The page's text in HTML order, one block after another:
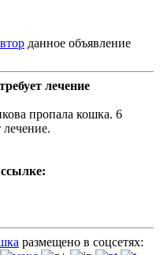
данное объявление
лечение
пропала кошка. 6
лечение.
размещено в соцсетях: